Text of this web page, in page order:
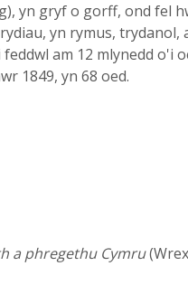
yn gryf o gorff, ond fel
yn rymus, trydanol,
am 12 mlynedd o'i
1849, yn 68 oed.
a phregethu Cymru